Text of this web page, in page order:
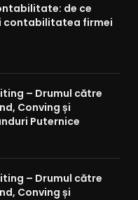
de ce
contabilitatea firmei
– Drumul către
Conving și
Puternice
– Drumul către
Conving și